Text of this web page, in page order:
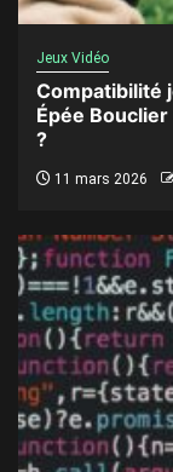
Jeux Vidéo
Compatibilité
Épée
?
11 mars 2026